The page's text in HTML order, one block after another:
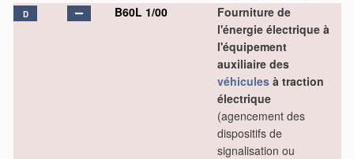
D B60L 1/00
Fourniture de
l'énergie électrique à
l'équipement
auxiliaire des
véhicules à traction
électrique
(agencement des
dispositifs de
signalisation ou